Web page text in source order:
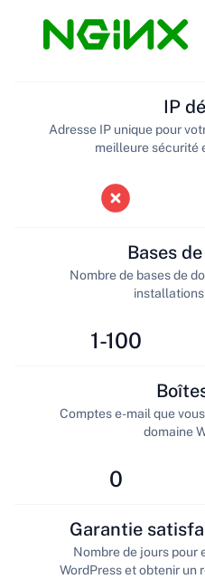
IP
Adresse IP unique pour
meilleure sécurité
1-100
Bases
Nombre de bases de
installations
0
Comptes e-mail que
domaine
Garantie
Nombre de jours pour
WordPress et obtenir un